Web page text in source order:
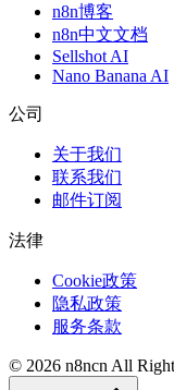
n8n博客
n8n中文文档
Sellshot AI
Nano Banana AI
公司
关于我们
联系我们
邮件订阅
法律
Cookie政策
隐私政策
服务条款
© 2026 n8ncn All